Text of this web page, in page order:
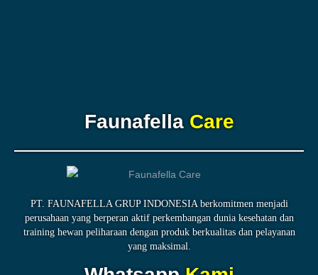
FaunafellaCare
PT. FAUNAFELLA GRUP INDONESIA berkomitmen menjadi
perusahaan yang berperan aktif perkembangan dunia kesehatan dan
training hewan peliharaan dengan produk berkualitas dan pelayanan
yang maksimal.